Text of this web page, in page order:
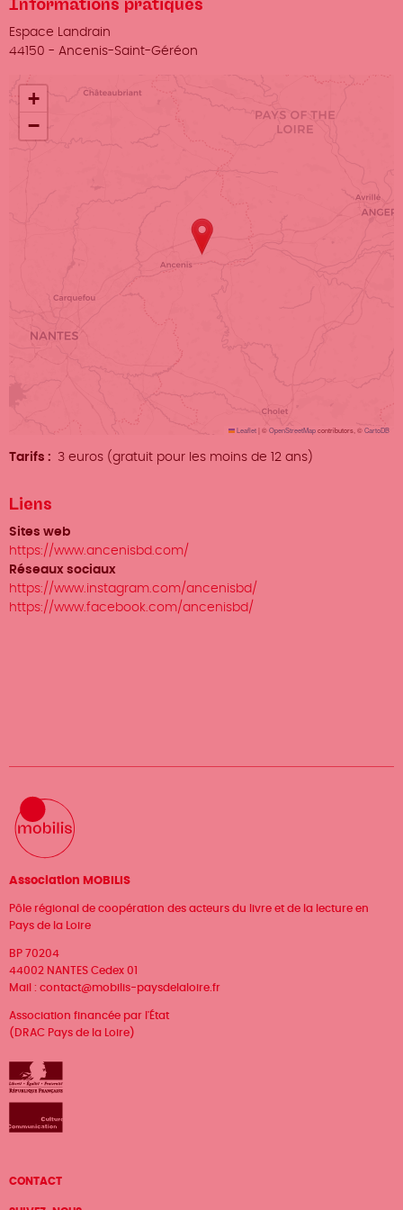
Informations pratiques
Lieu
Espace Landrain
Ville
44150 - Ancenis-Saint-Géréon
+
−
Leaflet| ©OpenStreetMapcontributors, ©CartoDB
Tarifs 3 euros (gratuit pour les moins de 12 ans)
Liens
Sites web
https://www.ancenisbd.com/
Réseaux sociaux
https://www.instagram.com/ancenisbd/
https://www.facebook.com/ancenisbd/
Association MOBILIS
Pôle régional de coopération des acteurs du livre et de la lecture en
Pays de la Loire
BP 70204
44002 NANTES Cedex 01
Mail : contact@mobilis-paysdelaloire.fr
Association financée par l'État
(DRAC Pays de la Loire)
Menu
CONTACT